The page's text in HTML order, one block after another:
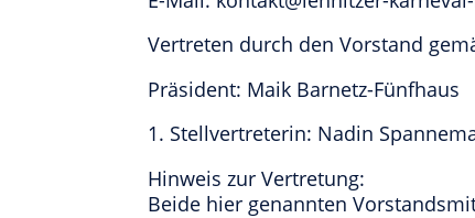
Vertreten durch den Vorstand
Präsident: Maik Barnetz-Fünfhaus
1. Stellvertreterin: Nadin
Hinweis zur Vertretung:
Beide hier genannten